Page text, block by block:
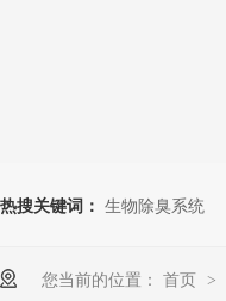
热搜关键词： 生物除臭系统
您当前的位置： 首页 >